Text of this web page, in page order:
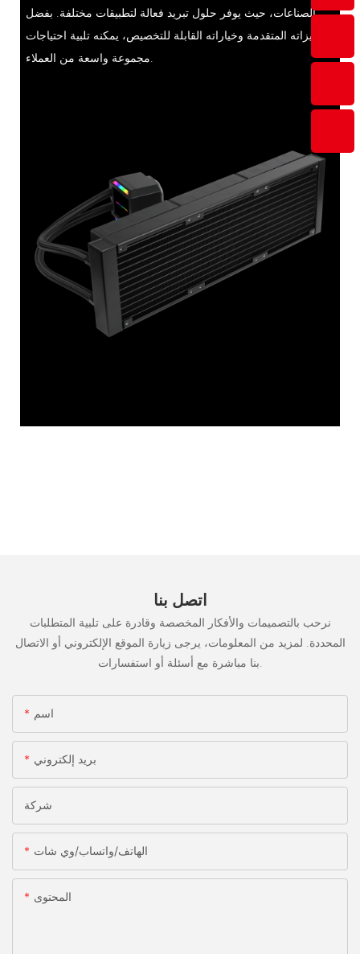
الصناعات، حيث يوفر حلول تبريد فعالة لتطبيقات مختلفة. بفضل
ميزاته المتقدمة وخياراته القابلة للتخصيص، يمكنه تلبية احتياجات
اتصل بنا
نرحب بالتصميمات والأفكار المخصصة وقادرة على تلبية المتطلبات
المحددة. لمزيد من المعلومات، يرجى زيارة الموقع الإلكتروني أو الاتصال
اسم
بريد إلكتروني
شركة
الهاتف/واتساب/وي شات
المحتوى